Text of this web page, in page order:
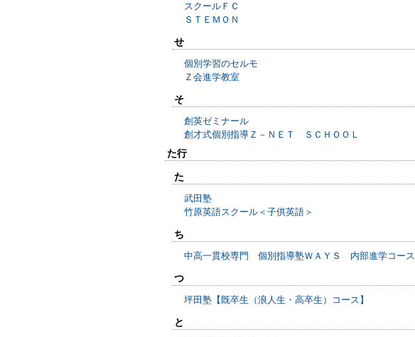
スクールＦＣ
ＳＴＥＭＯＮ
せ
個別学習のセルモ
Ｚ会進学教室
そ
創英ゼミナール
創才式個別指導Ｚ－ＮＥＴ ＳＣＨＯＯＬ
た行
た
武田塾
竹原英語スクール＜子供英語＞
ち
中高一貫校専門 個別指導塾ＷＡＹＳ 内部進学コース
つ
坪田塾【既卒生（浪人生・高卒生）コース】
と